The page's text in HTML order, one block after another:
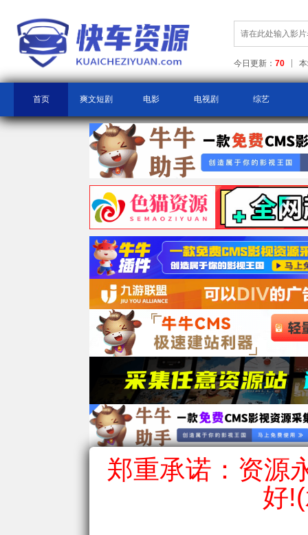
今日更新： 70
首页 爽文短剧 电影 电视剧 综艺
郑重承诺：资源
好